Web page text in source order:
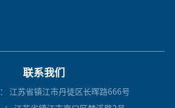
联系我们
： 江苏省镇江市丹徒区长晖路666号